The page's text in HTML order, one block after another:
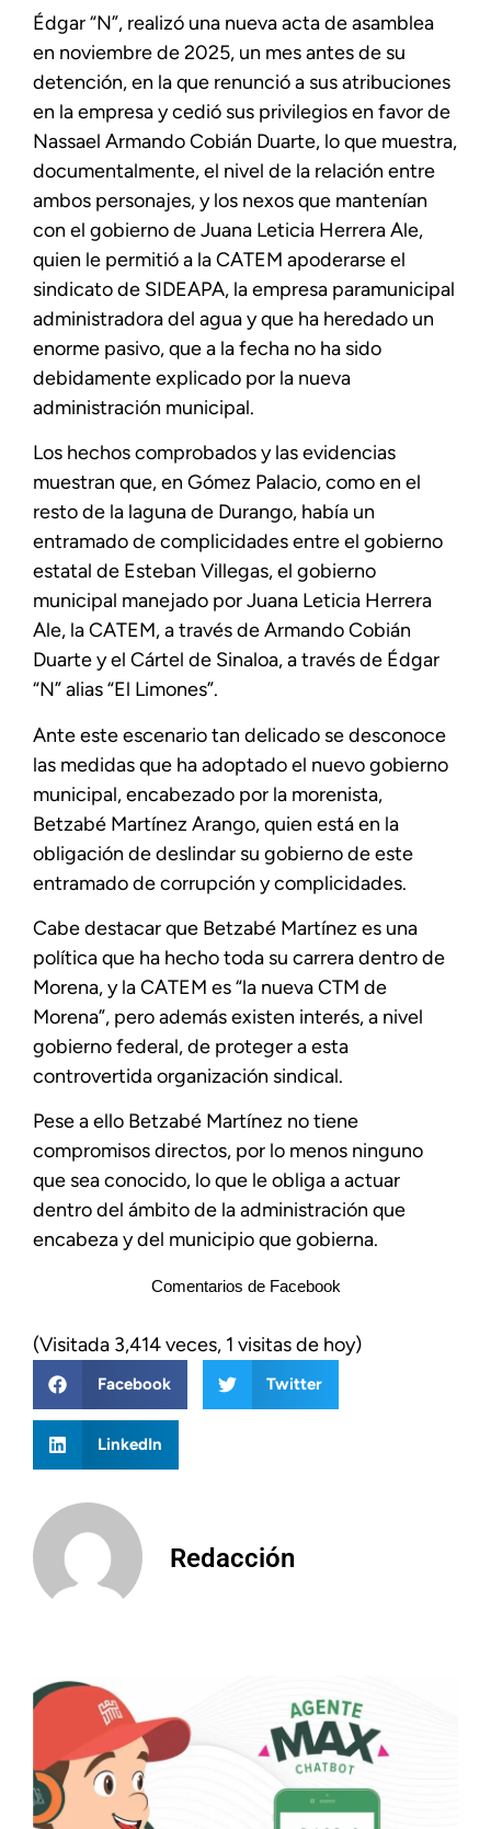
Édgar “N”, realizó una nueva acta de asamblea
en noviembre de 2025, un mes antes de su
detención, en la que renunció a sus atribuciones
en la empresa y cedió sus privilegios en favor de
Nassael Armando Cobián Duarte, lo que muestra,
documentalmente, el nivel de la relación entre
ambos personajes, y los nexos que mantenían
con el gobierno de Juana Leticia Herrera Ale,
quien le permitió a la CATEM apoderarse el
sindicato de SIDEAPA, la empresa paramunicipal
administradora del agua y que ha heredado un
enorme pasivo, que a la fecha no ha sido
debidamente explicado por la nueva
administración municipal.
Los hechos comprobados y las evidencias
muestran que, en Gómez Palacio, como en el
resto de la laguna de Durango, había un
entramado de complicidades entre el gobierno
estatal de Esteban Villegas, el gobierno
municipal manejado por Juana Leticia Herrera
Ale, la CATEM, a través de Armando Cobián
Duarte y el Cártel de Sinaloa, a través de Édgar
“N” alias “El Limones”.
Ante este escenario tan delicado se desconoce
las medidas que ha adoptado el nuevo gobierno
municipal, encabezado por la morenista,
Betzabé Martínez Arango, quien está en la
obligación de deslindar su gobierno de este
entramado de corrupción y complicidades.
Cabe destacar que Betzabé Martínez es una
política que ha hecho toda su carrera dentro de
Morena, y la CATEM es “la nueva CTM de
Morena”, pero además existen interés, a nivel
gobierno federal, de proteger a esta
controvertida organización sindical.
Pese a ello Betzabé Martínez no tiene
compromisos directos, por lo menos ninguno
que sea conocido, lo que le obliga a actuar
dentro del ámbito de la administración que
encabeza y del municipio que gobierna.
Comentarios de Facebook
(Visitada 3,414 veces, 1 visitas de hoy)
Facebook Twitter
LinkedIn
Redacción